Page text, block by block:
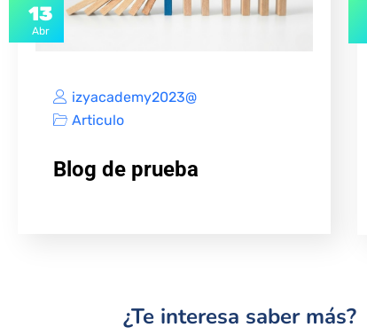
13
Abr
izyacademy2023@
Articulo
Blog de prueba
¿Te interesa saber más?